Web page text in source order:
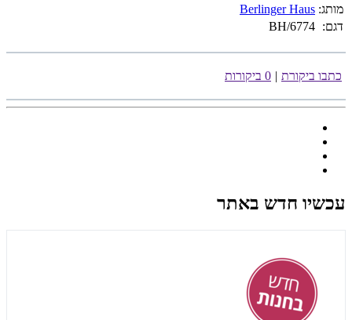
מותג: Berlinger Haus
דגם: BH/6774
כתבו ביקורת | 0 ביקורות
עכשיו חדש באתר